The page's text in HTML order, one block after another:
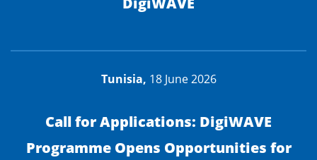
Tunisia, 18 June 2026
Call for Applications: DigiWAVE
Programme Opens Opportunities for